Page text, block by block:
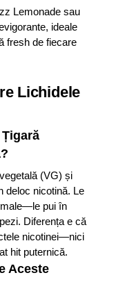
Lemonade sau
ideale
fresh de fiecare
Lichidele
(VG) și
deloc nicotină. Le
pui în
Diferența e că
nicotinei—nici
hit puternică.
Aceste